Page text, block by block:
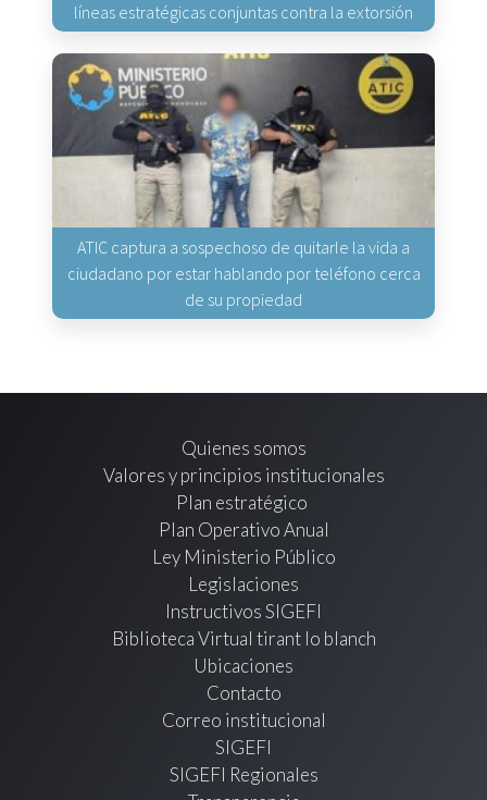
líneas estratégicas conjuntas contra la extorsión
ATIC captura a sospechoso de quitarle la vida a
ciudadano por estar hablando por teléfono cerca
de su propiedad
Quienes somos
Valores y principios institucionales
Plan estratégico
Plan Operativo Anual
Ley Ministerio Público
Legislaciones
Instructivos SIGEFI
Biblioteca Virtual tirant lo blanch
Ubicaciones
Contacto
Correo institucional
SIGEFI
SIGEFI Regionales